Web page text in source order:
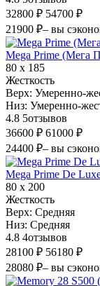
32800 ₽ 54700 ₽
21900 ₽– вы
Mega Prime (Мега
80 х 185
Жесткость
Верх: Умеренно-
Низ: Умеренно-
4.8 5отзывов
36600 ₽ 61000 ₽
24400 ₽– вы
Mega Prime De
80 х 200
Жесткость
Верх: Средняя
Низ: Средняя
4.8 4отзывов
28100 ₽ 56180 ₽
28080 ₽– вы